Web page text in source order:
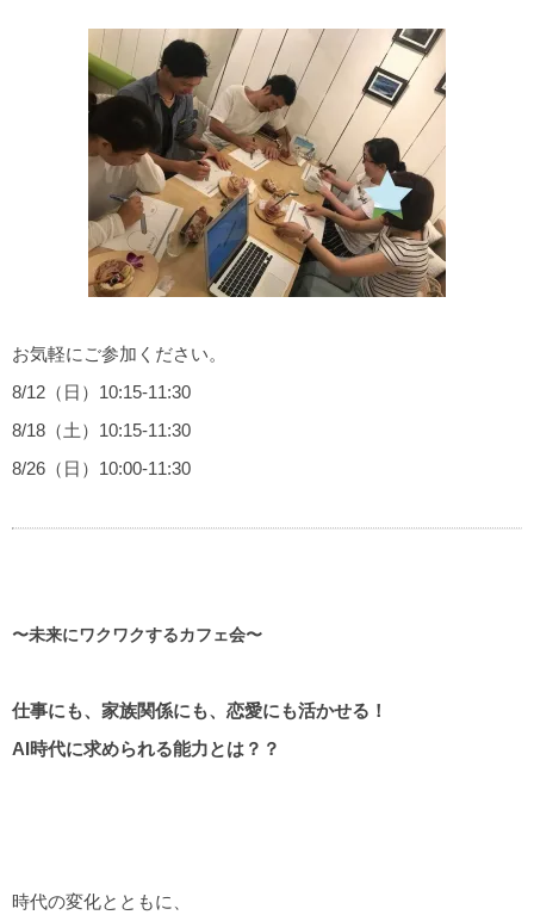
お気軽にご参加ください。
8/12（日）10:15-11:30
8/18（土）10:15-11:30
8/26（日）10:00-11:30
〜未来にワクワクするカフェ会〜
仕事にも、家族関係にも、恋愛にも活かせる！
AI時代に求められる能力とは？？
時代の変化とともに、